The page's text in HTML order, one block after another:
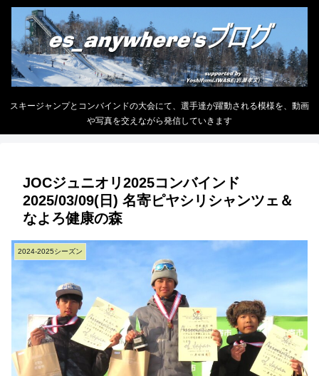
スキージャンプとコンバインドの大会にて、選手達が躍動される模様を、動画
や写真を交えながら発信していきます
JOCジュニオリ2025コンバインド
2025/03/09(日) 名寄ピヤシリシャンツェ＆
なよろ健康の森
2024-2025シーズン